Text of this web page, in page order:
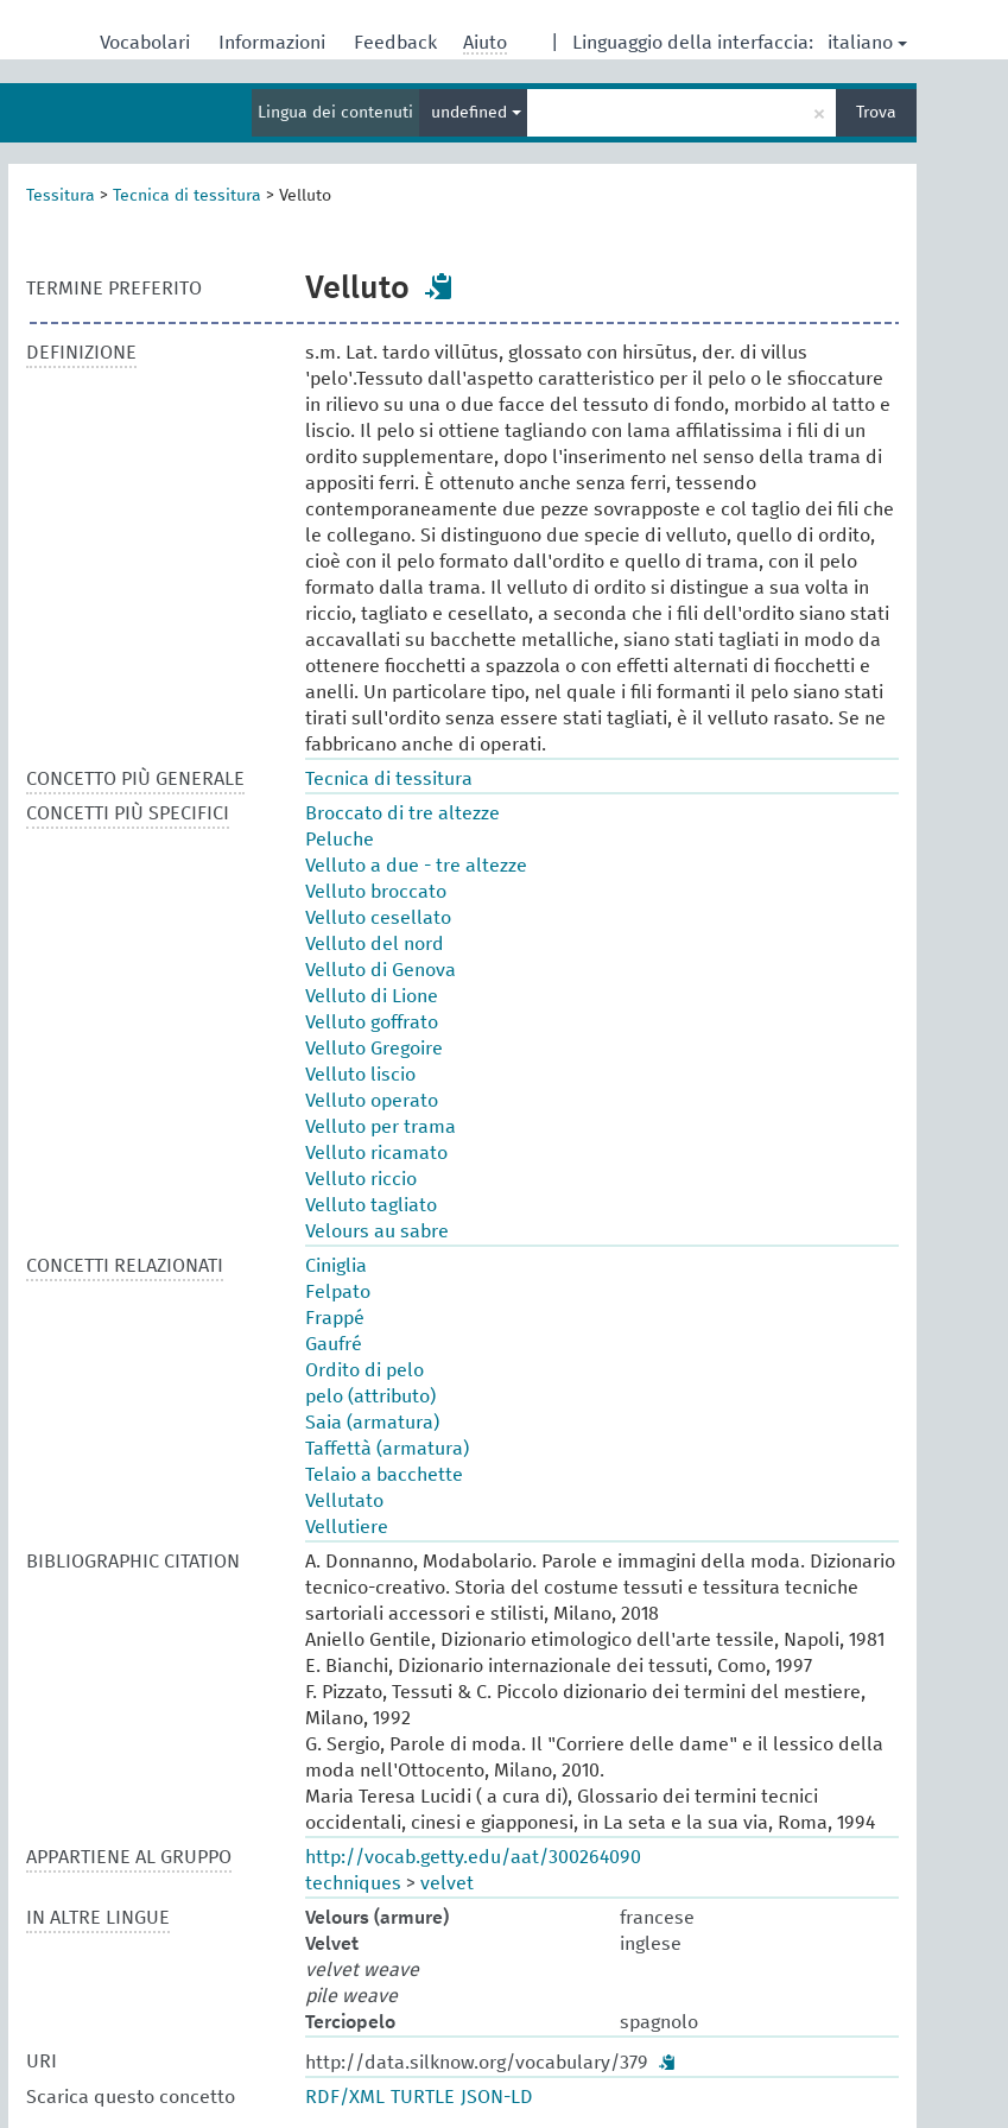
Linguaggio della interfaccia: italiano
Vocabolari Informazioni Feedback Aiuto
Lingua dei contenuti undefined
termine
per
× Trova
Tessitura > Tecnica di tessitura > Velluto
TERMINE PREFERITO Velluto
DEFINIZIONE
s.m. Lat. tardo villūtus, glossato con hirsūtus, der. di villus
'pelo'.Tessuto dall'aspetto caratteristico per il pelo o le sfioccature
in rilievo su una o due facce del tessuto di fondo, morbido al tatto e
liscio. Il pelo si ottiene tagliando con lama affilatissima i fili di un
ordito supplementare, dopo l'inserimento nel senso della trama di
appositi ferri. È ottenuto anche senza ferri, tessendo
contemporaneamente due pezze sovrapposte e col taglio dei fili che
le collegano. Si distinguono due specie di velluto, quello di ordito,
cioè con il pelo formato dall'ordito e quello di trama, con il pelo
formato dalla trama. Il velluto di ordito si distingue a sua volta in
riccio, tagliato e cesellato, a seconda che i fili dell'ordito siano stati
accavallati su bacchette metalliche, siano stati tagliati in modo da
ottenere fiocchetti a spazzola o con effetti alternati di fiocchetti e
anelli. Un particolare tipo, nel quale i fili formanti il pelo siano stati
tirati sull'ordito senza essere stati tagliati, è il velluto rasato. Se ne
fabbricano anche di operati.
CONCETTO PIÙ GENERALE
Tecnica di tessitura
CONCETTI PIÙ SPECIFICI
Broccato di tre altezze
Peluche
Velluto a due - tre altezze
Velluto broccato
Velluto cesellato
Velluto del nord
Velluto di Genova
Velluto di Lione
Velluto goffrato
Velluto Gregoire
Velluto liscio
Velluto operato
Velluto per trama
Velluto ricamato
Velluto riccio
Velluto tagliato
Velours au sabre
CONCETTI RELAZIONATI
Ciniglia
Felpato
Frappé
Gaufré
Ordito di pelo
pelo (attributo)
Saia (armatura)
Taffettà (armatura)
Telaio a bacchette
Vellutato
Vellutiere
BIBLIOGRAPHIC CITATION
A. Donnanno, Modabolario. Parole e immagini della moda. Dizionario
tecnico-creativo. Storia del costume tessuti e tessitura tecniche
sartoriali accessori e stilisti, Milano, 2018
Aniello Gentile, Dizionario etimologico dell'arte tessile, Napoli, 1981
E. Bianchi, Dizionario internazionale dei tessuti, Como, 1997
F. Pizzato, Tessuti & C. Piccolo dizionario dei termini del mestiere,
Milano, 1992
G. Sergio, Parole di moda. Il "Corriere delle dame" e il lessico della
moda nell'Ottocento, Milano, 2010.
Maria Teresa Lucidi ( a cura di), Glossario dei termini tecnici
occidentali, cinesi e giapponesi, in La seta e la sua via, Roma, 1994
APPARTIENE AL GRUPPO
http://vocab.getty.edu/aat/300264090
techniques > velvet
IN ALTRE LINGUE
Velours (armure)
francese
Velvet
inglese
velvet weave
pile weave
Terciopelo
spagnolo
URI
http://data.silknow.org/vocabulary/379
Scarica questo concetto
RDF/XML TURTLE JSON-LD